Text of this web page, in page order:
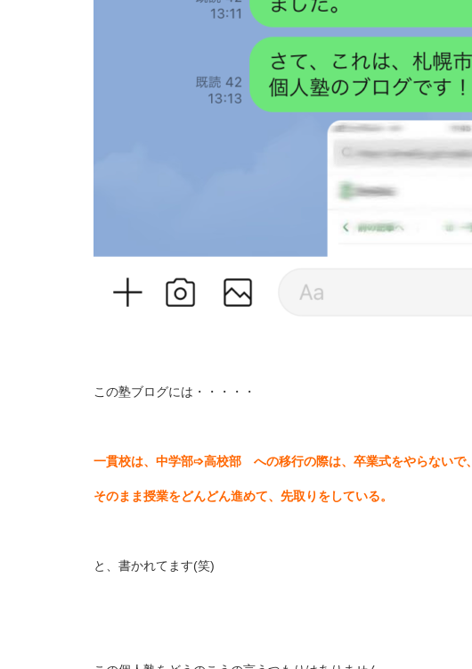
この塾ブログには・・・・・
一貫校は、中学部➩高校部 への移行の際は、卒業式をやらないで、
そのまま授業をどんどん進めて、先取りをしている。
と、書かれてます(笑)